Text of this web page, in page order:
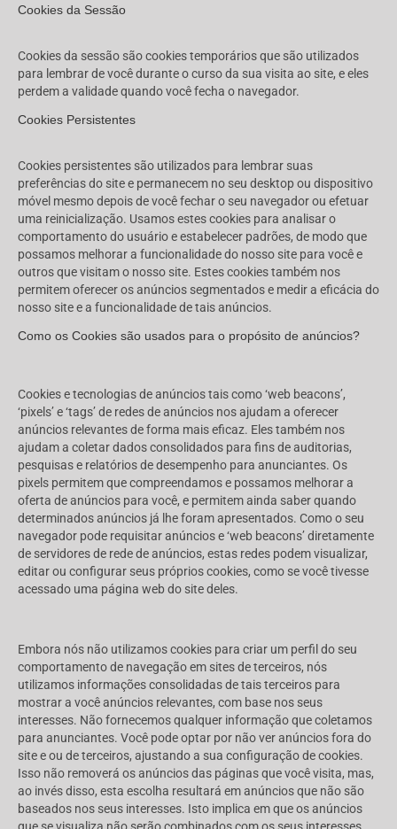
Cookies da Sessão
Cookies da sessão são cookies temporários que são utilizados
para lembrar de você durante o curso da sua visita ao site, e eles
perdem a validade quando você fecha o navegador.
Cookies Persistentes
Cookies persistentes são utilizados para lembrar suas
preferências do site e permanecem no seu desktop ou dispositivo
móvel mesmo depois de você fechar o seu navegador ou efetuar
uma reinicialização. Usamos estes cookies para analisar o
comportamento do usuário e estabelecer padrões, de modo que
possamos melhorar a funcionalidade do nosso site para você e
outros que visitam o nosso site. Estes cookies também nos
permitem oferecer os anúncios segmentados e medir a eficácia do
nosso site e a funcionalidade de tais anúncios.
Como os Cookies são usados para o propósito de anúncios?
Cookies e tecnologias de anúncios tais como ‘web beacons’,
‘pixels’ e ‘tags’ de redes de anúncios nos ajudam a oferecer
anúncios relevantes de forma mais eficaz. Eles também nos
ajudam a coletar dados consolidados para fins de auditorias,
pesquisas e relatórios de desempenho para anunciantes. Os
pixels permitem que compreendamos e possamos melhorar a
oferta de anúncios para você, e permitem ainda saber quando
determinados anúncios já lhe foram apresentados. Como o seu
navegador pode requisitar anúncios e ‘web beacons’ diretamente
de servidores de rede de anúncios, estas redes podem visualizar,
editar ou configurar seus próprios cookies, como se você tivesse
acessado uma página web do site deles.
Embora nós não utilizamos cookies para criar um perfil do seu
comportamento de navegação em sites de terceiros, nós
utilizamos informações consolidadas de tais terceiros para
mostrar a você anúncios relevantes, com base nos seus
interesses. Não fornecemos qualquer informação que coletamos
para anunciantes. Você pode optar por não ver anúncios fora do
site e ou de terceiros, ajustando a sua configuração de cookies.
Isso não removerá os anúncios das páginas que você visita, mas,
ao invés disso, esta escolha resultará em anúncios que não são
baseados nos seus interesses. Isto implica em que os anúncios
que se visualiza não serão combinados com os seus interesses